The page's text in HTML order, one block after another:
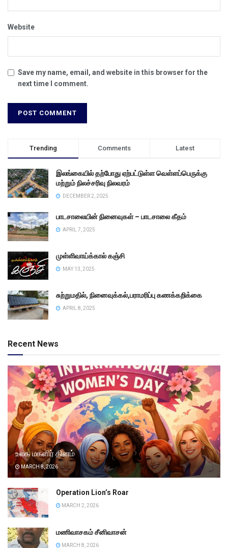
Website
Save my name, email, and website in this browser for the
next time I comment.
Trending Comments Latest
இலங்கையில் தற்போது ஏற்பட்டுள்ள வெள்ளப்பெருக்கு
மற்றும் நிலச்சரிவு நிலவரம்
DECEMBER 2, 2025
பாடசாலையின் நினைவுகள் – பாடசாலை கீதம்
APRIL 7, 2025
முள்ளிவாய்க்கால் கஞ்சி
MAY 13, 2025
சுற்றுமதில், நினைவுக்கல்,பராமரிப்பு கணக்கறிக்கை
APRIL 8, 2025
Recent News
உலக மகளிர் தினம்
MARCH 8, 2026
Operation Lion’s Roar
MARCH 2, 2026
மணிவாசகம் சீனிவாசன்
MARCH 8, 2026